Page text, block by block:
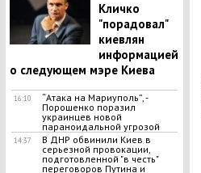
Кличко
"порадовал"
киевлян
информацией
о следующем мэре Киева
16:10
“Атака на Мариуполь”, -
Порошенко поразил
украинцев новой
параноидальной угрозой
14:37
В ДНР обвинили Киев в
серьезной провокации,
подготовленной "в честь"
переговоров Путина и